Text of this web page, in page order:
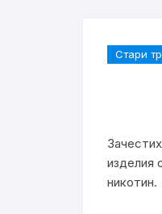
Стари
изделия
никотин.